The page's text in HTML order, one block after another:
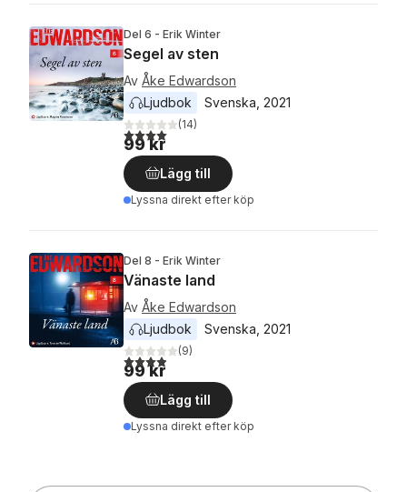
Del 6 - Erik Winter
Segel av sten
Av Åke Edwardson
Ljudbok
Svenska 2021
4,0utav 5 stjärnor. Totalt antal röster:
(14)
99 kr
Lägg till
Lyssna direkt efter köp
Del 8 - Erik Winter
Vänaste land
Av Åke Edwardson
Ljudbok
Svenska 2021
3,9utav 5 stjärnor. Totalt antal röster:
(9)
99 kr
Lägg till
Lyssna direkt efter köp